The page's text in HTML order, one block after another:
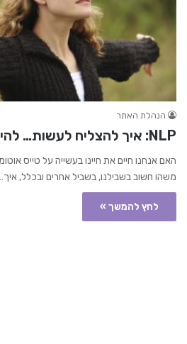
הנהלת האתר
NLP: איך להצליח לעשות… להיות… והצ'י ביניהם
האם אנחנו חיים את חיינו בעשייה על טייס
משהו חשוב בשבילנו, בשביל אחרים ובכלל,
לחץ להמשך »